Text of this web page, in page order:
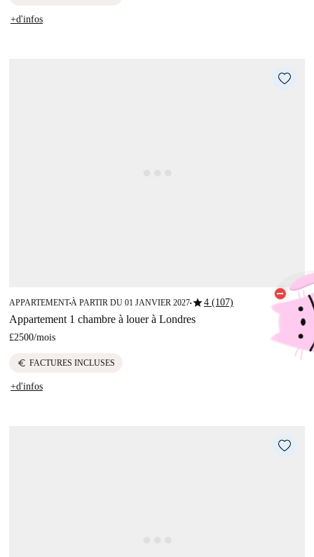
+d'infos
APPARTEMENT■À PARTIR DU 01 JANVIER 2027■star4 (107)
Appartement 1 chambre à louer à Londres
£2500/mois
euro FACTURES INCLUSES
+d'infos